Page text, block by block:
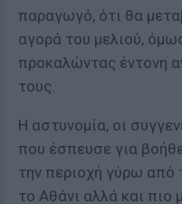
παραγωγό, ότι θα
αγορά του μελιού,
προκαλώντας έντονη
τους.
Η αστυνομία, οι
που έσπευσε για
την περιοχή γύρω από
το Αθάνι αλλά και πιο